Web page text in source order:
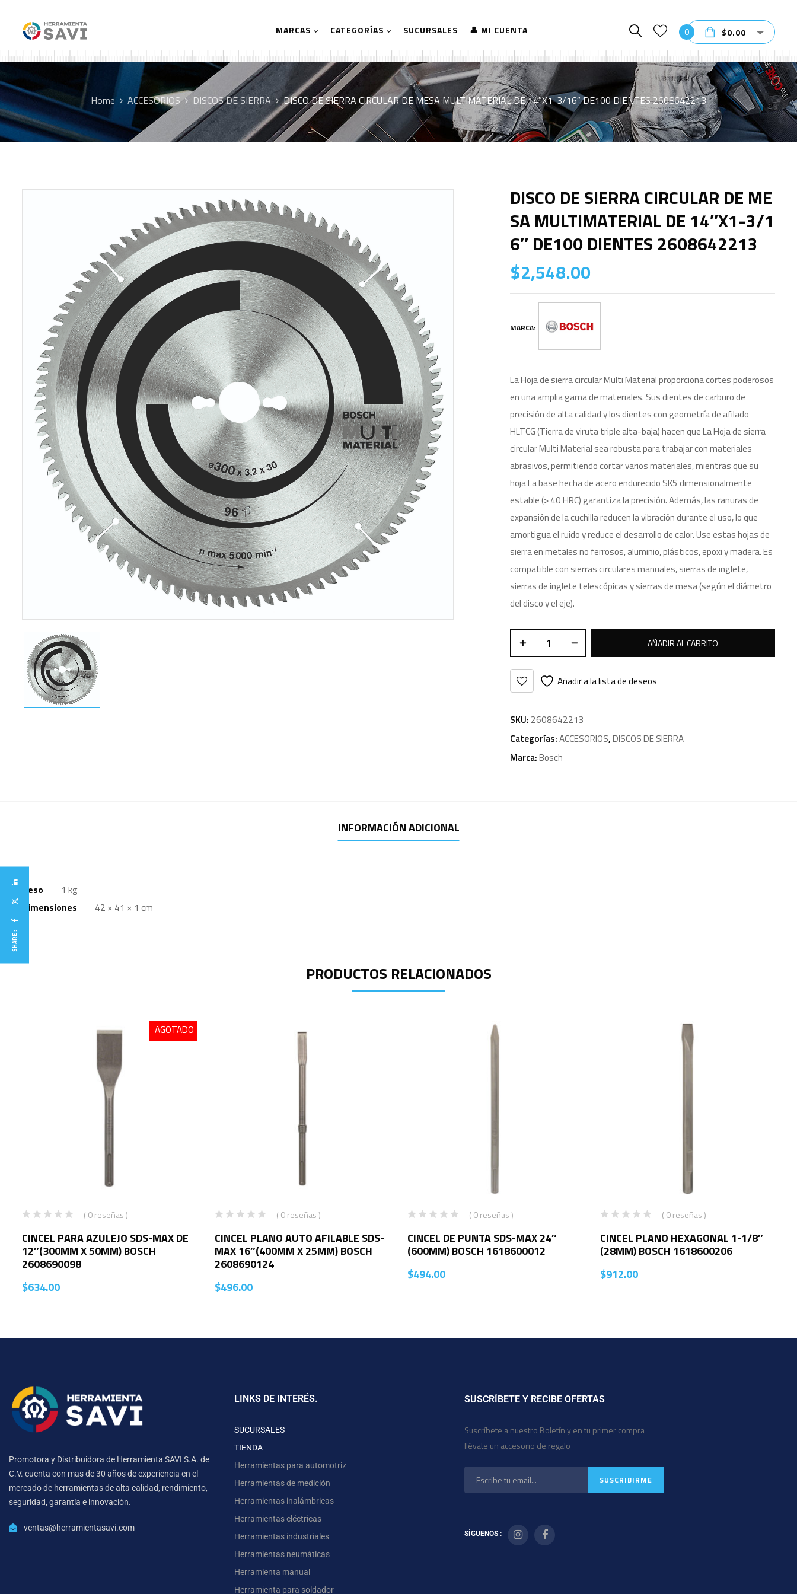
MARCAS CATEGORÍAS SUCURSALES 👤 MI CUENTA 0 $0.00
Home ACCESORIOS DISCOS DE SIERRA DISCO DE SIERRA CIRCULAR DE MESA MULTIMATERIAL DE 14″X1-3/16″ DE100 DIENTES 2608642213
DISCO DE SIERRA CIRCULAR DE ME
SA MULTIMATERIAL DE 14″X1-3/1
6″ DE100 DIENTES 2608642213
$2,548.00
MARCA:
La Hoja de sierra circular Multi Material proporciona cortes poderosos
en una amplia gama de materiales. Sus dientes de carburo de
precisión de alta calidad y los dientes con geometría de afilado
HLTCG (Tierra de viruta triple alta-baja) hacen que La Hoja de sierra
circular Multi Material sea robusta para trabajar con materiales
abrasivos, permitiendo cortar varios materiales, mientras que su
hoja La base hecha de acero endurecido SK5 dimensionalmente
estable (> 40 HRC) garantiza la precisión. Además, las ranuras de
expansión de la cuchilla reducen la vibración durante el uso, lo que
amortigua el ruido y reduce el desarrollo de calor. Use estas hojas de
sierra en metales no ferrosos, aluminio, plásticos, epoxi y madera. Es
compatible con sierras circulares manuales, sierras de inglete,
sierras de inglete telescópicas y sierras de mesa (según el diámetro
del disco y el eje).
AÑADIR AL CARRITO
Añadir a la lista de deseos
SKU: 2608642213
Categorías:ACCESORIOS,DISCOS DE SIERRA
Marca:Bosch
INFORMACIÓN ADICIONAL
Peso
1 kg
Dimensiones
42 × 41 × 1 cm
SHARE :
PRODUCTOS RELACIONADOS
AGOTADO
( 0 reseñas )
CINCEL PARA AZULEJO SDS-MAX DE
12″(300MM X 50MM) BOSCH
2608690098
$634.00
( 0 reseñas )
CINCEL PLANO AUTO AFILABLE SDS-
MAX 16″(400MM X 25MM) BOSCH
2608690124
$496.00
( 0 reseñas )
CINCEL DE PUNTA SDS-MAX 24″
(600MM) BOSCH 1618600012
$494.00
( 0 reseñas )
CINCEL PLANO HEXAGONAL 1-1/8″
(28MM) BOSCH 1618600206
$912.00
Promotora y Distribuidora de Herramienta SAVI S.A. de
C.V. cuenta con mas de 30 años de experiencia en el
mercado de herramientas de alta calidad, rendimiento,
seguridad, garantía e innovación.
ventas@herramientasavi.com
LINKS DE INTERÉS.
SUCURSALES
TIENDA
Herramientas para automotriz
Herramientas de medición
Herramientas inalámbricas
Herramientas eléctricas
Herramientas industriales
Herramientas neumáticas
Herramienta manual
Herramienta para soldador
SUSCRÍBETE Y RECIBE OFERTAS
Suscríbete a nuestro Boletín y en tu primer compra
llévate un accesorio de regalo
SÍGUENOS :